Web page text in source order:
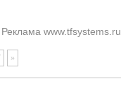
Реклама www.tfsystems.ru
»